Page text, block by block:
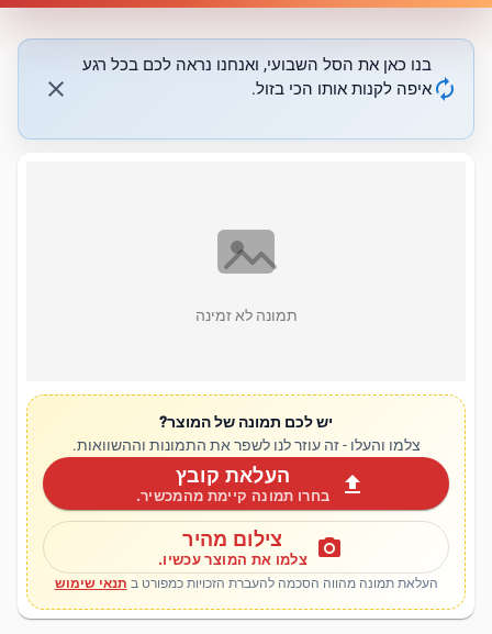
autorenew
בנו כאן את הסל השבועי, ואנחנו נראה לכם בכל רגע
איפה לקנות אותו הכי בזול.
close
תמונה לא זמינה
יש לכם תמונה של המוצר?
צלמו והעלו - זה עוזר לנו לשפר את התמונות וההשוואות.
upload העלאת קובץ
בחרו תמונה קיימת מהמכשיר.
photo_camera צילום מהיר
צלמו את המוצר עכשיו.
העלאת תמונה מהווה הסכמה להעברת הזכויות כמפורט ב תנאי שימוש